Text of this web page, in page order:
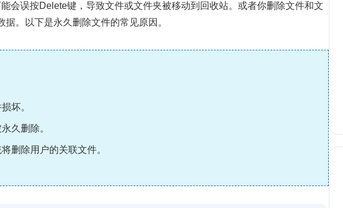
会误按Delete键，导致文件或文件夹被移动到回收站。或者你删除文件和文
。以下是永久删除文件的常见原因。
坏。
久删除。
删除用户的关联文件。